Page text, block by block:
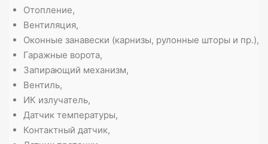
Отопление,
Вентиляция,
Оконные занавески (карнизы, рулонные шторы и пр.),
Гаражные ворота,
Запирающий механизм,
Вентиль,
ИК излучатель,
Датчик температуры,
Контактный датчик,